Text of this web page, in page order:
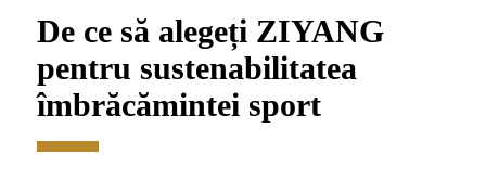
De ce să alegeți ZIYANG
pentru sustenabilitatea
îmbrăcămintei sport